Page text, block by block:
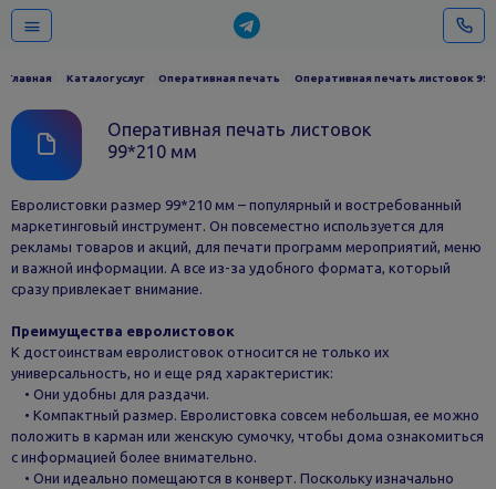
Главная Каталог услуг Оперативная печать Оперативная печать листовок
Оперативная печать листовок
99*210 мм
Евролистовки размер 99*210 мм – популярный и востребованный
маркетинговый инструмент. Он повсеместно используется для
рекламы товаров и акций, для печати программ мероприятий, меню
и важной информации. А все из-за удобного формата, который
сразу привлекает внимание.
Преимущества евролистовок
К достоинствам евролистовок относится не только их
универсальность, но и еще ряд характеристик:
• Они удобны для раздачи.
• Компактный размер. Евролистовка совсем небольшая, ее можно
положить в карман или женскую сумочку, чтобы дома ознакомиться
с информацией более внимательно.
• Они идеально помещаются в конверт. Поскольку изначально